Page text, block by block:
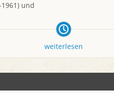
und
weiterlesen